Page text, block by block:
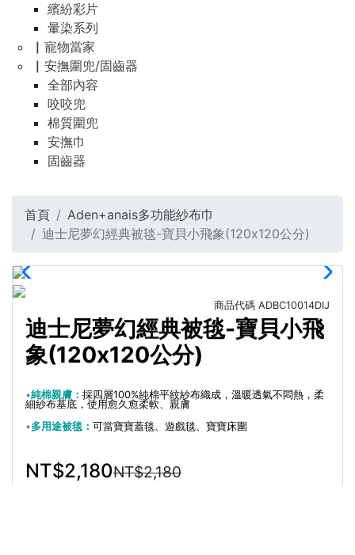
繽紛彩片
暈染系列
▏寵物當家
▏安撫圍兜/固齒器
全部內容
咬咬兜
棉質圍兜
安撫巾
固齒器
首頁
Aden+anais多功能紗布巾
迪士尼夢幻經典被毯-寶貝小飛象(120x120公分)
商品代碼 ADBC10014DIJ
迪士尼夢幻經典被毯-寶貝小飛
象(120x120公分)
•純棉親膚： 採四層100%純棉平紋紗布織成，溫暖透氣不悶熱，柔
細紗布基底，使用愈久愈柔軟、親膚
•多用途被毯： 可當寶寶蓋毯、遊戲毯、寶寶床圍
NT$2,180NT$2,180